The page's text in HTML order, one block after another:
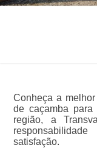
Conheça a
de caçamba
região, a
satisfação.